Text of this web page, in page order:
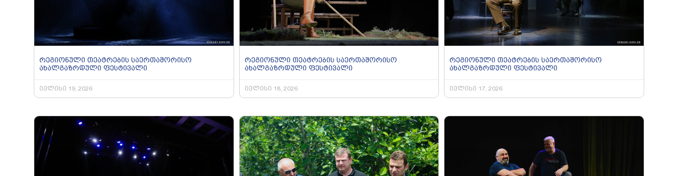
რეგიონული თეატრების საერთაშორისო
ახალგაზრდული ფესტივალი
ივლისი 19, 2026
რეგიონული თეატრების საერთაშორისო
ახალგაზრდული ფესტივალი
ივლისი 18, 2026
რეგიონული თეატრების საერთაშორისო
ახალგაზრდული ფესტივალი
ივლისი 17, 2026